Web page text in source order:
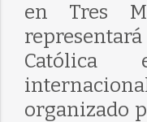
en Tres
organizado